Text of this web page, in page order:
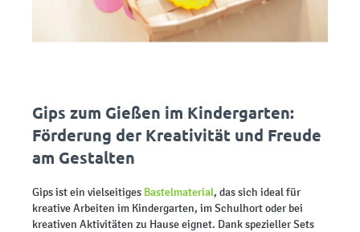
Gips zum Gießen im Kindergarten:
Förderung der Kreativität und Freude
am Gestalten
Gips ist ein vielseitiges Bastelmaterial, das sich ideal für
kreative Arbeiten im Kindergarten, im Schulhort oder bei
kreativen Aktivitäten zu Hause eignet. Dank spezieller Sets